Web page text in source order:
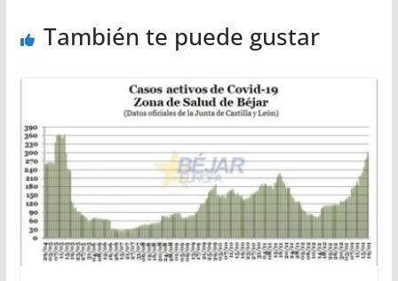
También te puede gustar